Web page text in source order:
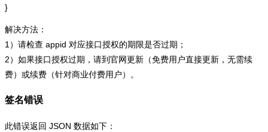
}
解决方法：
1）请检查 appid 对应接口授权的期限是否过期；
2）如果接口授权过期，请到官网更新（免费用户直接更新，无需续
费）或续费（针对商业付费用户）。
签名错误
此错误返回 JSON 数据如下：